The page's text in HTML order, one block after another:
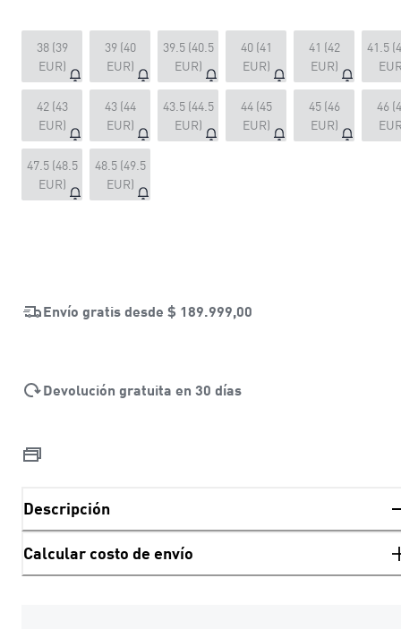
38 (39
EUR)
39 (40
EUR)
39.5 (40.5
EUR)
40 (41
EUR)
41 (42
EUR)
41.5
42 (43
EUR)
43 (44
EUR)
43.5 (44.5
EUR)
44 (45
EUR)
45 (46
EUR)
46
47.5 (48.5
EUR)
48.5 (49.5
EUR)
Envío gratis desde $ 189.999,00
Devolución gratuita en 30 días
Descripción
Calcular costo de envío